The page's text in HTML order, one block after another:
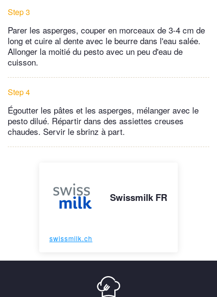
Step 3
Parer les asperges, couper en morceaux de 3-4 cm de
long et cuire al dente avec le beurre dans l'eau salée.
Allonger la moitié du pesto avec un peu d'eau de
cuisson.
Step 4
Égoutter les pâtes et les asperges, mélanger avec le
pesto dilué. Répartir dans des assiettes creuses
chaudes. Servir le sbrinz à part.
Swissmilk FR
swissmilk.ch